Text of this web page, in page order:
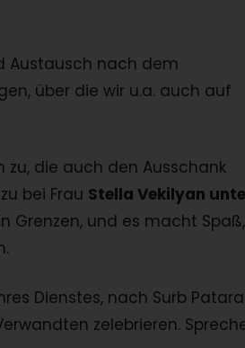
Austausch nach dem
über die wir u.a. auch auf
zu, die auch den Ausschank
bei Frau Stella Vekilyan
Grenzen, und es macht Spaß,
Dienstes, nach Surb
zelebrieren.